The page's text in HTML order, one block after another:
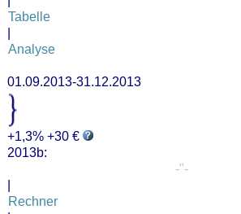
Tabelle
Analyse
01.09.2013-31.12.2013
+1,3% +30 €
2013b:
-"-
Rechner